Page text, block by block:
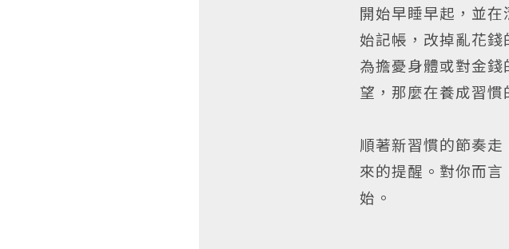
開始早睡早起，並
始記帳，改掉亂花
為擔憂身體或對金
望，那麼在養成習慣
順著新習慣的節奏
來的提醒。對你而
始。